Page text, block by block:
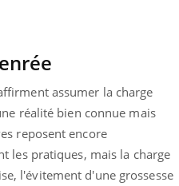
assumer la charge
réalité bien connue mais
reposent encore
les pratiques, mais la charge
l'évitement d'une grossesse